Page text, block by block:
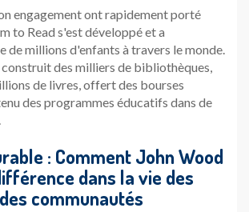
engagement ont rapidement porté
to Read s'est développé et a
de millions d'enfants à travers le monde.
construit des milliers de bibliothèques,
de livres, offert des bourses
des programmes éducatifs dans de
: Comment John Wood
dans la vie des
communautés